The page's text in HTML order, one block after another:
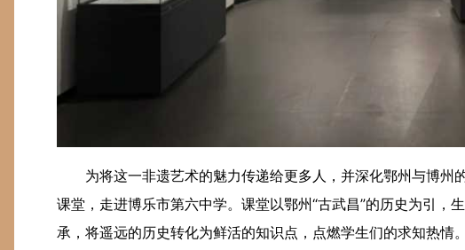
为将这一非遗艺术的魅力传递给更多人，并深化鄂州与博州
课堂，走进博乐市第六中学。课堂以鄂州“古武昌”的历史为引，
承，将遥远的历史转化为鲜活的知识点，点燃学生们的求知热情